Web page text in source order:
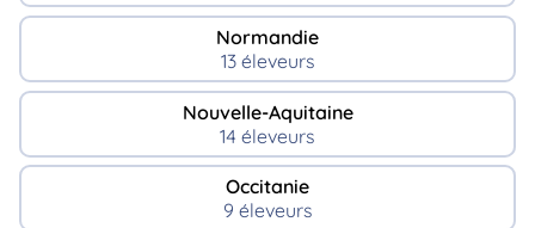
Normandie
13 éleveurs
Nouvelle-Aquitaine
14 éleveurs
Occitanie
9 éleveurs